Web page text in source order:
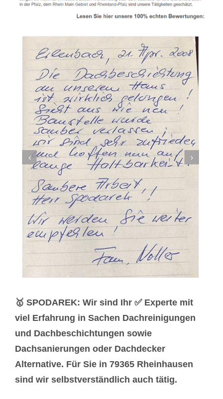
🥇 SPODAREK: Wir sind Ihr ✅ Experte mit
viel Erfahrung in Sachen Dachreinigungen
und Dachbeschichtungen sowie
Dachsanierungen oder Dachdecker
Alternative. Für Sie in 79365 Rheinhausen
sind wir selbstverständlich auch tätig.